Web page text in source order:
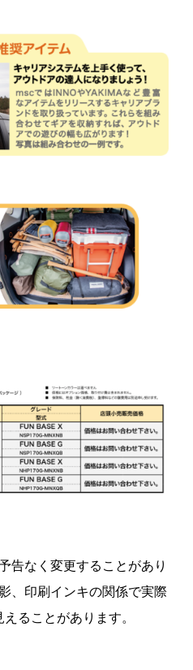
告なく変更することがあり
、印刷インキの関係で実際
ることがあります。